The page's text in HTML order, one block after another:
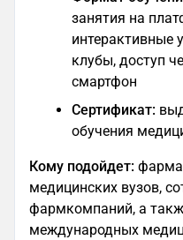
занятия на
интерактивные
клубы, доступ
смартфон
Сертификат:
обучения
Кому подойдет:
медицинских вузов,
фармкомпаний, а
международных